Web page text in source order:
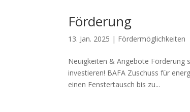
Förderung
13. Jan. 2025 | Fördermöglichkeiten
Neuigkeiten & Angebote Förderung
investieren! BAFA Zuschuss für
einen Fenstertausch bis zu...